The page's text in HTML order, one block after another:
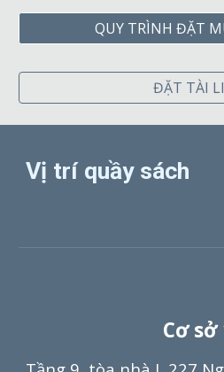
QUY TRÌNH ĐẶT
ĐẶT TÀI
Vị trí quầy sách
Cơ sở